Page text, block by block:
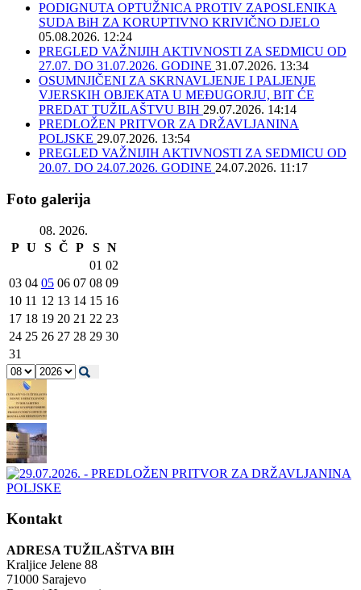
PODIGNUTA OPTUŽNICA PROTIV ZAPOSLENIKA
SUDA BiH ZA KORUPTIVNO KRIVIČNO DJELO
05.08.2026. 12:24
PREGLED VAŽNIJIH AKTIVNOSTI ZA SEDMICU OD
27.07. DO 31.07.2026. GODINE 31.07.2026. 13:34
OSUMNJIČENI ZA SKRNAVLJENJE I PALJENJE
VJERSKIH OBJEKATA U MEĐUGORJU, BIT ĆE
PREDAT TUŽILAŠTVU BIH 29.07.2026. 14:14
PREDLOŽEN PRITVOR ZA DRŽAVLJANINA
POLJSKE 29.07.2026. 13:54
PREGLED VAŽNIJIH AKTIVNOSTI ZA SEDMICU OD
20.07. DO 24.07.2026. GODINE 24.07.2026. 11:17
Foto galerija
08. 2026.
P U S Č P S N
01 02
03 04 05 06 07 08 09
10 11 12 13 14 15 16
17 18 19 20 21 22 23
24 25 26 27 28 29 30
31
Kontakt
ADRESA TUŽILAŠTVA BIH
Kraljice Jelene 88
71000 Sarajevo